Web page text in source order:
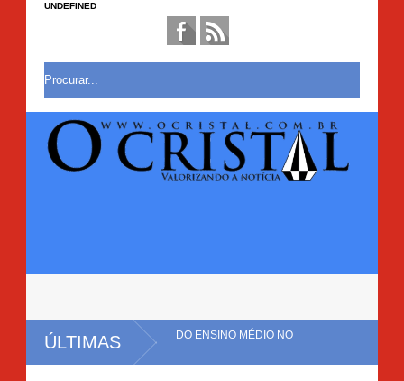
UNDEFINED
ÚLTIMAS
NOTA DO ENSINO MÉDIO NO